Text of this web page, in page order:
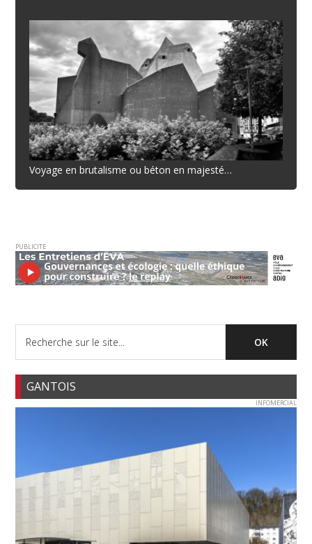
Voyage en brutalisme ou béton en majesté…
PUBLICITE
GANTOIS
INFOMERCIAL